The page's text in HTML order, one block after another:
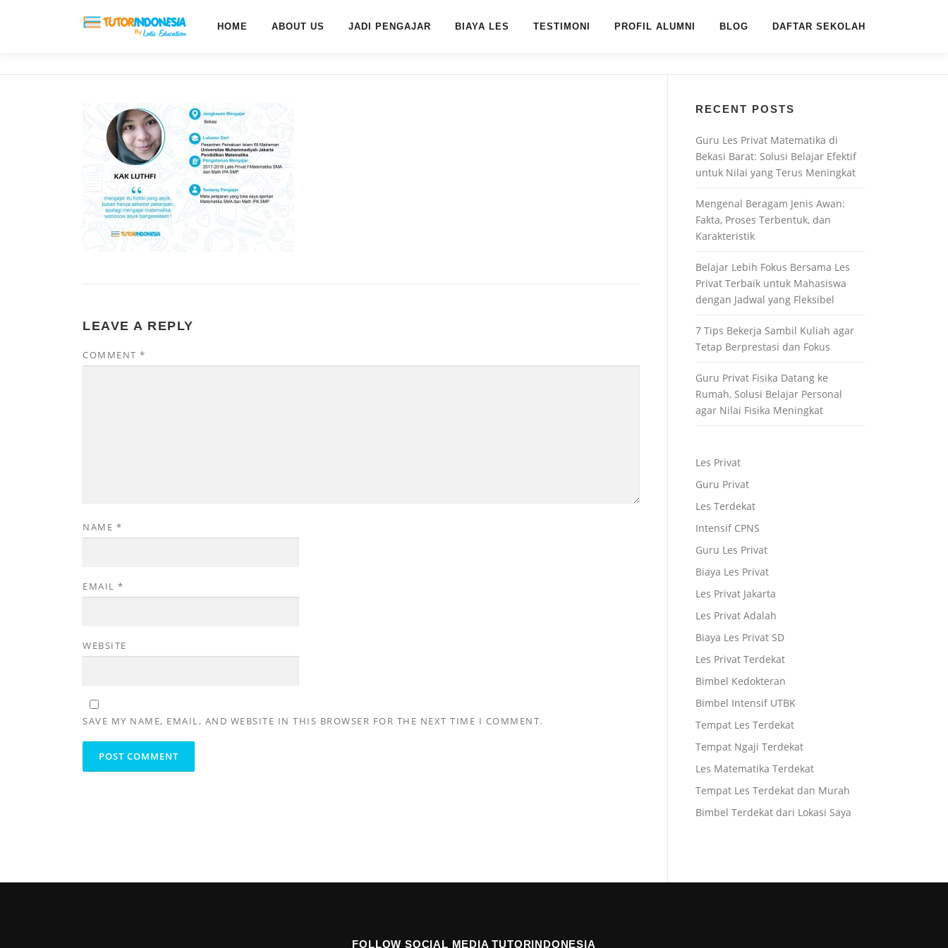
HOME ABOUT US JADI PENGAJAR BIAYA LES TESTIMONI PROFIL ALUMNI BLOG DAFTAR SEKOLAH
LEAVE A REPLY
COMMENT *
NAME *
EMAIL *
WEBSITE
SAVE MY NAME, EMAIL, AND WEBSITE IN THIS BROWSER FOR THE NEXT TIME I COMMENT.
RECENT POSTS
Guru Les Privat Matematika di
Bekasi Barat: Solusi Belajar Efektif
untuk Nilai yang Terus Meningkat
Mengenal Beragam Jenis Awan:
Fakta, Proses Terbentuk, dan
Karakteristik
Belajar Lebih Fokus Bersama Les
Privat Terbaik untuk Mahasiswa
dengan Jadwal yang Fleksibel
7 Tips Bekerja Sambil Kuliah agar
Tetap Berprestasi dan Fokus
Guru Privat Fisika Datang ke
Rumah, Solusi Belajar Personal
agar Nilai Fisika Meningkat
Les Privat
Guru Privat
Les Terdekat
Intensif CPNS
Guru Les Privat
Biaya Les Privat
Les Privat Jakarta
Les Privat Adalah
Biaya Les Privat SD
Les Privat Terdekat
Bimbel Kedokteran
Bimbel Intensif UTBK
Tempat Les Terdekat
Tempat Ngaji Terdekat
Les Matematika Terdekat
Tempat Les Terdekat dan Murah
Bimbel Terdekat dari Lokasi Saya
FOLLOW SOCIAL MEDIA TUTORINDONESIA